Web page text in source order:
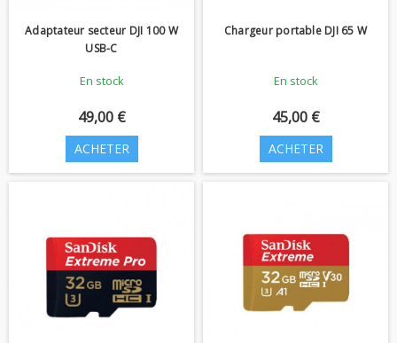
Adaptateur secteur DJI 100 W
USB-C
En stock
49,00 €
ACHETER
Chargeur portable DJI 65 W
En stock
45,00 €
ACHETER